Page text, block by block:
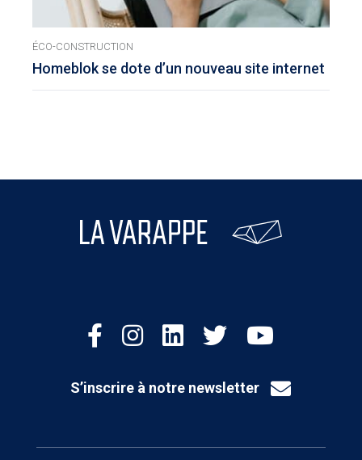
ÉCO-CONSTRUCTION
Homeblok se dote d’un nouveau site internet
S’inscrire à notre newsletter